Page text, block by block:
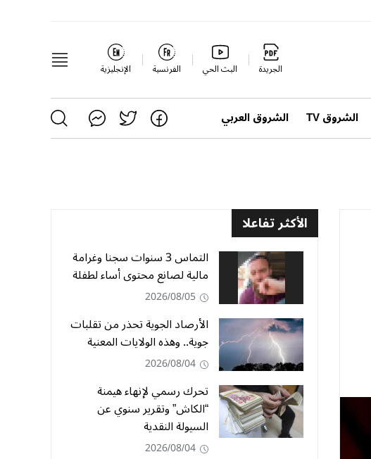
الجريدة البث الحي الفرنسية الإنجليزية
الشروق TV الشروق العربي
الأكثر تفاعلا
التماس 3 سنوات سجنا وغرامة
مالية لصانع محتوى أساء لطفلة
2026/08/05
الأرصاد الجوية تحذر من تقلبات
جوية.. وهذه الولايات المعنية
2026/08/04
تحرك رسمي لإنهاء هيمنة
“الكاش” وتقرير سنوي عن
السيولة النقدية
2026/08/04